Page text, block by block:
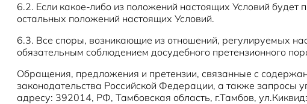
6.2. Если какое-либо из положений настоящих Условий будет
остальных положений настоящих Условий.
6.3. Все споры, возникающие из отношений, регулируемых
обязательным соблюдением досудебного претензионного
Обращения, предложения и претензии, связанные с
законодательства Российской Федерации, а также запросы
адресу: 392014, РФ, Тамбовская область, г.Тамбов,